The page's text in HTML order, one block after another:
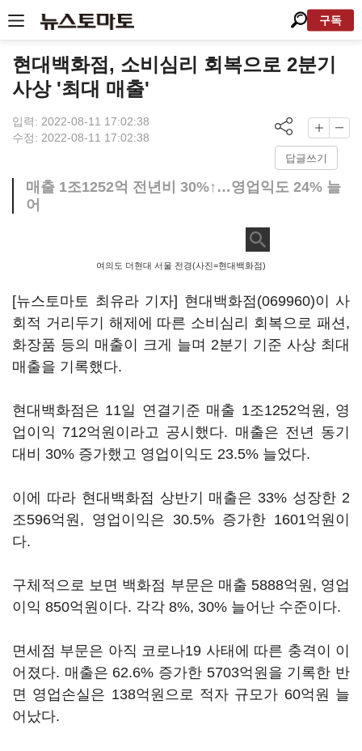
구독
현대백화점, 소비심리 회복으로 2분기
사상 '최대 매출'
입력: 2022-08-11 17:02:38
수정: 2022-08-11 17:02:38
답글쓰기
매출 1조1252억 전년비 30%↑…영업익도 24% 늘
어
여의도 더현대 서울 전경(사진=현대백화점)
[뉴스토마토 최유라 기자] 현대백화점(069960)이 사
회적 거리두기 해제에 따른 소비심리 회복으로 패션,
화장품 등의 매출이 크게 늘며 2분기 기준 사상 최대
매출을 기록했다.
현대백화점은 11일 연결기준 매출 1조1252억원, 영
업이익 712억원이라고 공시했다. 매출은 전년 동기
대비 30% 증가했고 영업이익도 23.5% 늘었다.
이에 따라 현대백화점 상반기 매출은 33% 성장한 2
조596억원, 영업이익은 30.5% 증가한 1601억원이
다.
구체적으로 보면 백화점 부문은 매출 5888억원, 영업
이익 850억원이다. 각각 8%, 30% 늘어난 수준이다.
면세점 부문은 아직 코로나19 사태에 따른 충격이 이
어졌다. 매출은 62.6% 증가한 5703억원을 기록한 반
면 영업손실은 138억원으로 적자 규모가 60억원 늘
어났다.